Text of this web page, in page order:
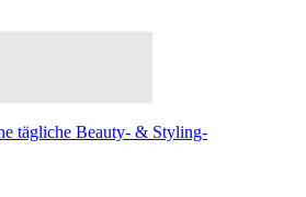
tägliche Beauty- & Styling-